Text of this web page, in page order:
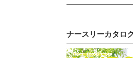
ナースリーカタロ